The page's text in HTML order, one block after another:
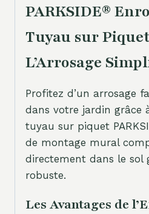
PARKSIDE®
Tuyau sur
L’Arrosage
Profitez d’un arrosage
dans votre jardin grâce
tuyau sur piquet
de montage mural
directement dans le sol
robuste.
Les Avantages de